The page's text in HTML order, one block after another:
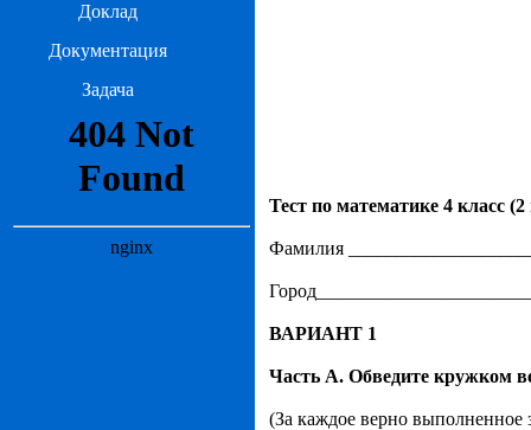
Доклад
Документация
Задача
Тест по математике 4 класс (2
Фамилия
ВАРИАНТ 1
Часть А. Обведите кружком
(За каждое верно выполненное